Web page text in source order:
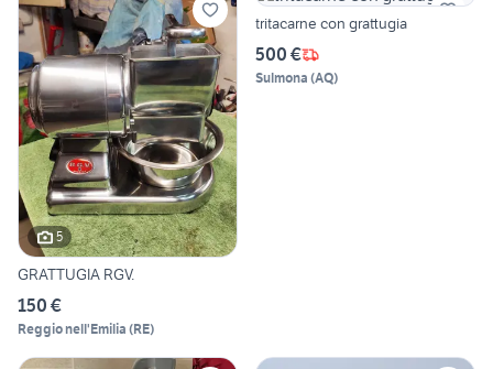
5
GRATTUGIA RGV.
150 €
Reggio nell'Emilia (RE)
tritacarne con grattugia
500 €
Sulmona (AQ)